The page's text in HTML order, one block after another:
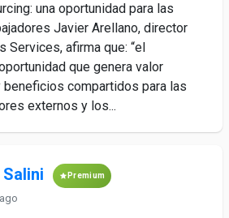
una oportunidad para las
Javier Arellano, director
Services, afirma que: “el
que genera valor
beneficios compartidos para las
externos y los...
Premium